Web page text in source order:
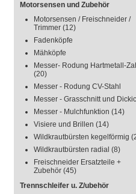
Motorsensen und Zubehör
Motorsensen / Freischneider /
Trimmer (12)
Fadenköpfe
Mähköpfe
Messer- Rodung Hartmetall-
(20)
Messer - Rodung CV-Stahl
Messer - Grasschnitt und
Messer - Mulchfunktion (14)
Visiere und Brillen (14)
Wildkrautbürsten kegelförmig
Wildkrautbürsten radial (8)
Freischneider Ersatzteile +
Zubehör (45)
Trennschleifer u. Z/ubehör